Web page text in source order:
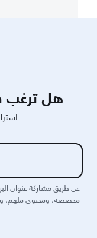
هل ترغب
عن طريق مشاركة عنوان
مخصصة، ومحتوى ملهم،